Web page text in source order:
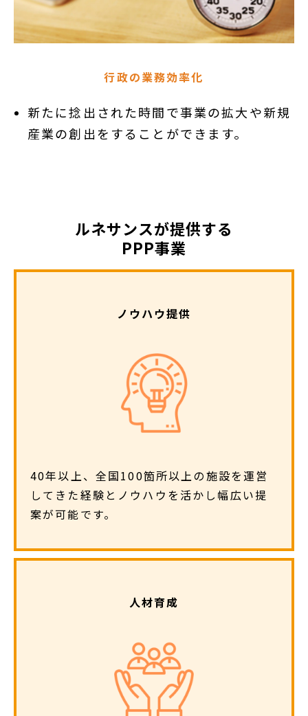
行政の業務効率化
新たに捻出された時間で事業の拡大や新規
産業の創出をすることができます。
ルネサンスが提供する
PPP事業
ノウハウ提供
40年以上、全国100箇所以上の施設を運営
してきた経験とノウハウを活かし幅広い提
案が可能です。
人材育成